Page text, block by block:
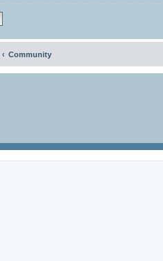
Community